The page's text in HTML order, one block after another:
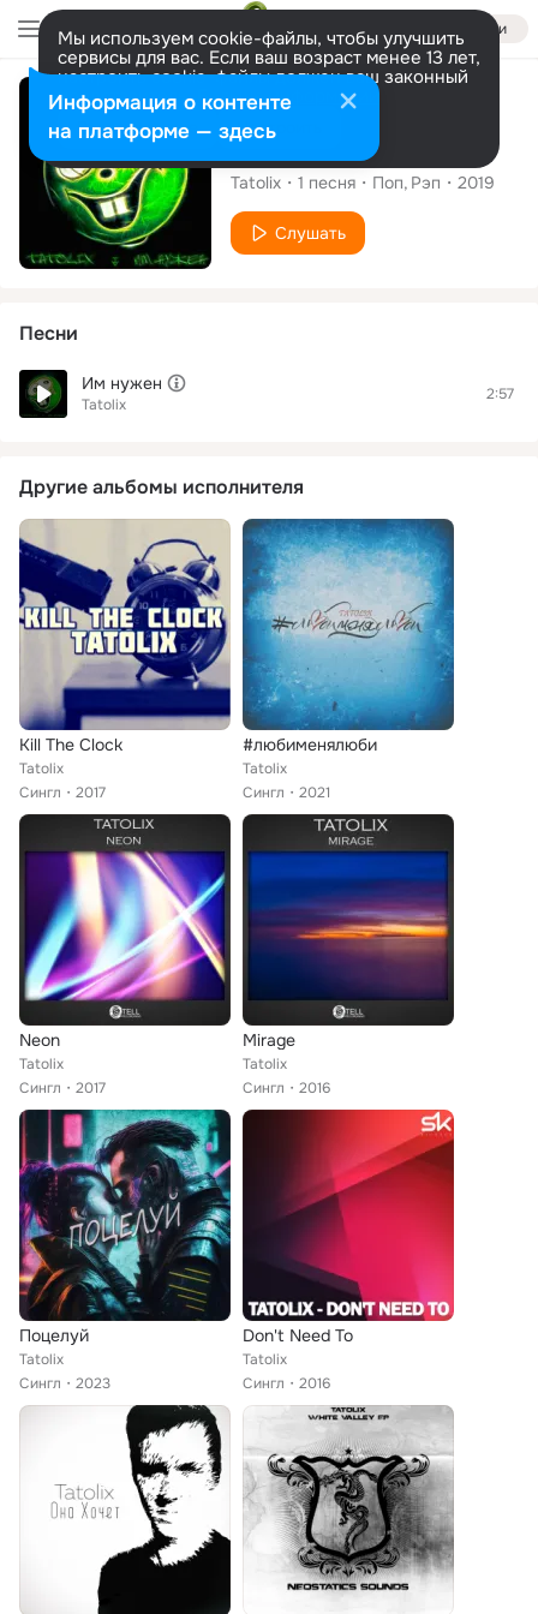
Войти
Мы используем cookie-файлы, чтобы улучшить
сервисы для вас. Если ваш возраст менее 13 лет,
настроить cookie-файлы должен ваш законный
представитель. Больше информации
Разрешить все Настроить
Сингл
Им нужен
Tatolix 1 песня Поп Рэп 2019
Слушать
Песни
Им нужен
Tatolix
2:57
Другие альбомы исполнителя
Kill The Clock
Tatolix
Сингл
2017
#любименялюби
Tatolix
Сингл
2021
Neon
Tatolix
Сингл
2017
Mirage
Tatolix
Сингл
2016
Поцелуй
Tatolix
Сингл
2023
Don't Need To
Tatolix
Сингл
2016
Информация о контенте
на платформе — здесь